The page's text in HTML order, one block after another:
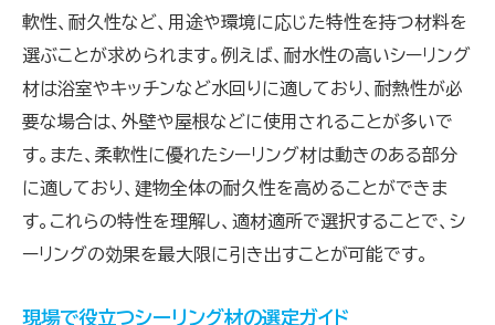
軟性、耐久性など、用途や環境に応じた特性を持つ材料を
選ぶことが求められます。例えば、耐水性の高いシーリング
材は浴室やキッチンなど水回りに適しており、耐熱性が必
要な場合は、外壁や屋根などに使用されることが多いで
す。また、柔軟性に優れたシーリング材は動きのある部分
に適しており、建物全体の耐久性を高めることができま
す。これらの特性を理解し、適材適所で選択することで、シ
ーリングの効果を最大限に引き出すことが可能です。
現場で役立つシーリング材の選定ガイド